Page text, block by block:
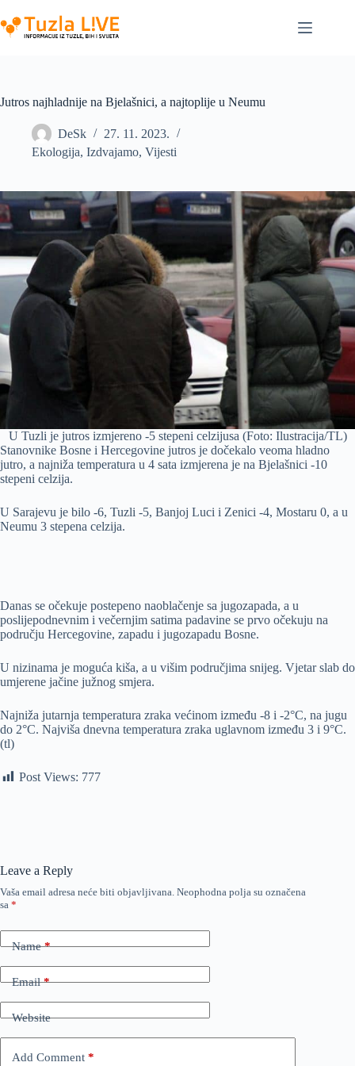
to
content
Jutros najhladnije na Bjelašnici, a najtoplije u Neumu
DeSk
27. 11. 2023.
Ekologija, Izdvajamo, Vijesti
U Tuzli je jutros izmjereno -5 stepeni celzijusa (Foto: Ilustracija/TL)
Stanovnike Bosne i Hercegovine jutros je dočekalo veoma hladno
jutro, a najniža temperatura u 4 sata izmjerena je na Bjelašnici -10
stepeni celzija.
U Sarajevu je bilo -6, Tuzli -5, Banjoj Luci i Zenici -4, Mostaru 0, a u
Neumu 3 stepena celzija.
Danas se očekuje postepeno naoblačenje sa jugozapada, a u
poslijepodnevnim i večernjim satima padavine se prvo očekuju na
području Hercegovine, zapadu i jugozapadu Bosne.
U nizinama je moguća kiša, a u višim područjima snijeg. Vjetar slab do
umjerene jačine južnog smjera.
Najniža jutarnja temperatura zraka većinom između -8 i -2°C, na jugu
do 2°C. Najviša dnevna temperatura zraka uglavnom između 3 i 9°C.
(tl)
Post Views: 777
Leave a Reply
Vaša email adresa neće biti objavljivana. Neophodna polja su označena
sa *
Name*
Email*
Website
Add Comment *